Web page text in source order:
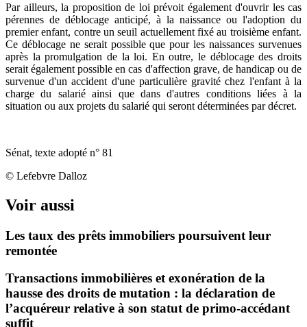
Par ailleurs, la proposition de loi prévoit également d'ouvrir les cas
pérennes de déblocage anticipé, à la naissance ou l'adoption du
premier enfant, contre un seuil actuellement fixé au troisième enfant.
Ce déblocage ne serait possible que pour les naissances survenues
après la promulgation de la loi. En outre, le déblocage des droits
serait également possible en cas d'affection grave, de handicap ou de
survenue d'un accident d'une particulière gravité chez l'enfant à la
charge du salarié ainsi que dans d'autres conditions liées à la
situation ou aux projets du salarié qui seront déterminées par décret.
Sénat, texte adopté n° 81
© Lefebvre Dalloz
Voir aussi
Les taux des prêts immobiliers poursuivent leur
remontée
Transactions immobilières et exonération de la
hausse des droits de mutation : la déclaration de
l’acquéreur relative à son statut de primo-accédant
suffit